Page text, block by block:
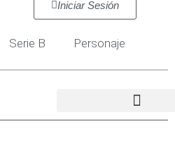
Iniciar Sesión
Serie B Personaje